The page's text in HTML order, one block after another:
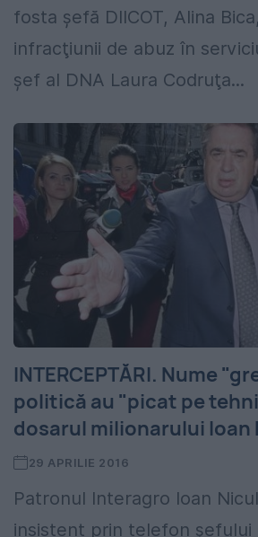
fosta şefă DIICOT, Alina
infracţiunii de abuz în
şef al DNA Laura Codruţa...
INTERCEPTĂRI. Nume
politică au "picat pe
dosarul milionarului Ioan
29 APRILIE 2016
Patronul Interagro Ioan
insistent prin telefon şefului